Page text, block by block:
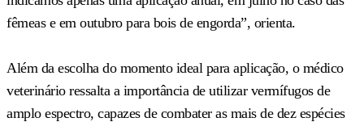
fêmeas e em outubro para bois de engorda”, orienta.
Além da escolha do momento ideal para aplicação, o médico
veterinário ressalta a importância de utilizar vermífugos de
amplo espectro, capazes de combater as mais de dez espécies